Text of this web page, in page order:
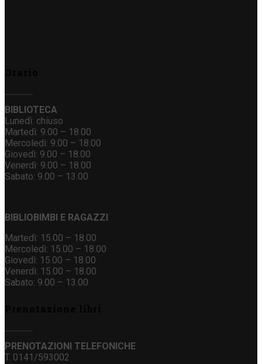
BIBLIOTECA
Lunedì: chiuso
Martedì: 9.00 – 18.00
Mercoledì: 9.00 – 18.00
Giovedì: 9.00 – 18.00
Venerdì: 9.00 – 18.00
Sabato: 9.00 – 13.00
BIBLIOBIMBI E RAGAZZI
Martedì: 15.00 – 18.00
Mercoledì: 15.00 – 18.00
Giovedì: 15.00 – 18.00
Venerdì: 15.00 – 18.00
Sabato: 9.00 – 13.00
PRENOTAZIONI TELEFONICHE
T. 0141/593002